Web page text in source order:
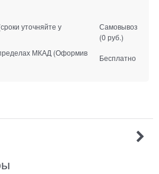
уточняйте у
Самовывоз
(0 руб.)
МКАД (Оформив
Бесплатно